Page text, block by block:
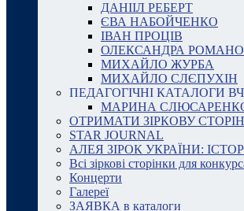
ДАНІІЛ РЕБЕРТ
ЄВА НАБОЙЧЕНКО
ІВАН ПРОЦІВ
ОЛЕКСАНДРА
МИХАЙЛО ЖУРБА
МИХАЙЛО СЛЄПУХІН
ПЕДАГОГІЧНІ КАТАЛОГИ
МАРИНА
ОТРИМАТИ ЗІРКОВУ
STAR JOURNAL
АЛЕЯ ЗІРОК УКРАЇНИ:
Всі зіркові сторінки для
Концерти
Галереї
ЗАЯВКА в каталоги